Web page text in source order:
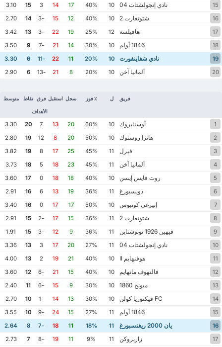
15
نادي إنجولشتات 04 10
40%
17
14
3
15
3.10
16
شتوتغارت 2 10
40%
12
15
-3
14
2.70
17
هافيلسة 12
25%
19
22
-3
13
3.42
18
10
30%
14
21
-7
9
3.50
19
نادي شفاينفورت 10
20%
11
22
-11
6
3.30
20
ألمانيا آخن 10
20%
8
21
-13
6
2.90
فريق ل ٪ فوز سجل استقبل فرق
الأهداف
نقاط متوسط
1 أوسنابروك 10
60%
20
13
7
20
3.30
2
هانزا روستوك 10
50%
20
8
12
19
2.80
3
فيرل 11
45%
25
17
8
19
3.82
4
ألمانيا آخن 11
45%
23
18
5
18
3.73
5
روت فايس إيسن 10
40%
18
18
0
17
3.60
6
دويسبورغ 11
36%
19
13
6
16
2.91
7
إنيرغي كوتبوس 10
50%
17
17
0
16
3.40
8
شتوتغارت 2 11
36%
15
17
-2
15
2.91
9
فيهين 1926 تونوشتاين 11
36%
9
12
-3
15
1.91
10
نادي إنجولشتات 04 11
27%
20
17
3
13
3.36
11
هوفنهايم II 10
40%
21
19
2
13
4.00
12
فالتهوف مانهايم 10
40%
15
21
-6
12
3.60
13
ميونخ 1860 10
30%
9
15
-6
11
2.40
14
10
30%
13
14
-1
10
2.70
15
11
27%
15
24
-9
10
3.55
16
يان 2000 ريغنسبورغ 11
18%
11
18
-7
8
2.64
17
زاربروكن 11
9%
11
19
-8
7
2.73